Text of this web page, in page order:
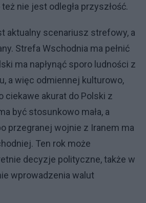
nie jest odległa przyszłość.
aktualny scenariusz strefowy, a
Strefa Wschodnia ma pełnić
ma napłynąć sporo ludności z
a więc odmiennej kulturowo,
ciekawe akurat do Polski z
być stosunkowo mała, a
przegranej wojnie z Iranem ma
Ten rok może
decyzje polityczne, także w
wprowadzenia walut